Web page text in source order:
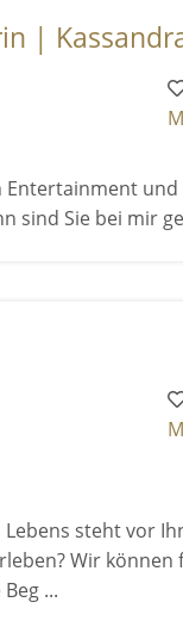
|
Entertainment und
sind Sie bei mir
steht vor
Wir können
...